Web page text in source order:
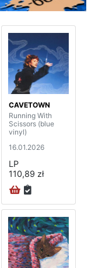
CAVETOWN
Running With
Scissors (blue
vinyl)
16.01.2026
LP
110,89 zł